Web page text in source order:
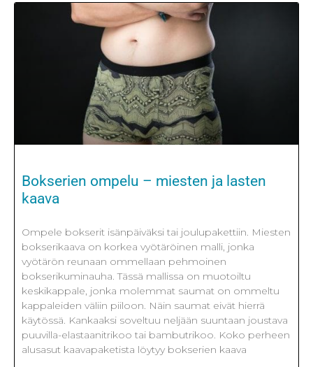
Bokserien ompelu – miesten ja lasten
kaava
Ompele bokserit isänpäiväksi tai joulupakettiin. Miesten
bokserikaava on korkea vyötäröinen malli, jonka
vyötärön reunaan ommellaan pehmoinen
bokserikuminauha. Tässä mallissa on muotoiltu
keskikappale, jonka molemmat saumat on ommeltu
kappaleiden väliin piiloon. Näin saumat eivät hierrä
käytössä. Kankaaksi soveltuu neljään suuntaan joustava
puuvilla-elastaanitrikoo tai bambutrikoo. Koko perheen
alusasut kaavapaketista löytyy bokserien kaava